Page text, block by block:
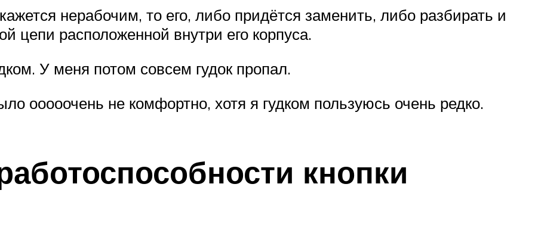
нерабочим, то его, либо придётся заменить, либо разбирать и
цепи расположенной внутри его корпуса.
У меня потом совсем гудок пропал.
ооооочень не комфортно, хотя я гудком пользуюсь очень редко.
кнопки